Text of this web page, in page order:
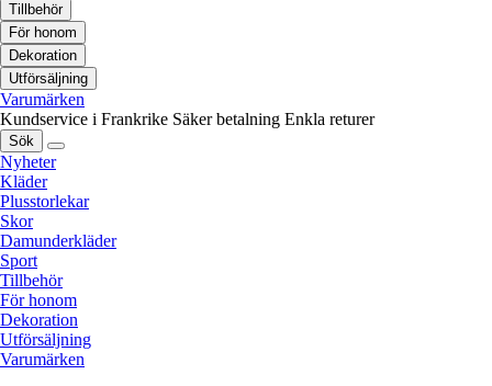
Tillbehör
För honom
Dekoration
Utförsäljning
Varumärken
Kundservice i Frankrike Säker betalning Enkla returer
Sök
Nyheter
Kläder
Plusstorlekar
Skor
Damunderkläder
Sport
Tillbehör
För honom
Dekoration
Utförsäljning
Varumärken